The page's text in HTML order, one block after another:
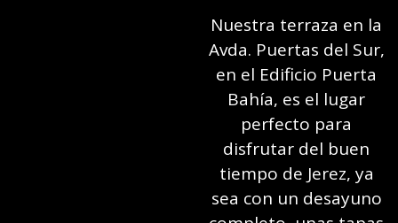
Nuestra terraza en la
Avda. Puertas del Sur,
en el Edificio Puerta
Bahía, es el lugar
perfecto para
disfrutar del buen
tiempo de Jerez, ya
sea con un desayuno